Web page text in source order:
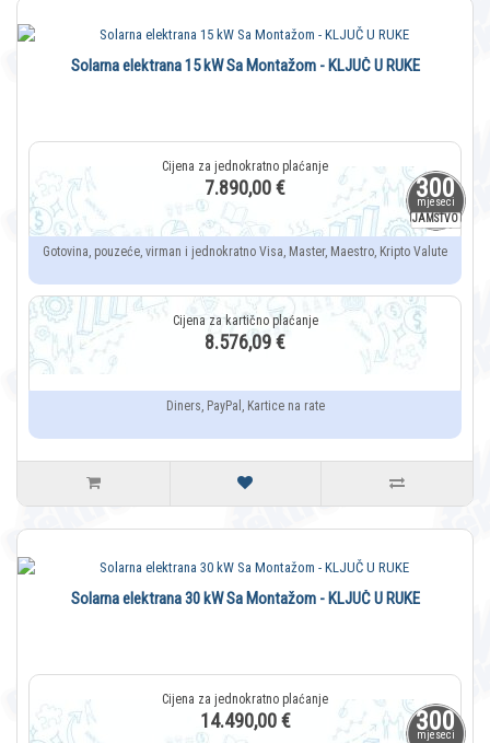
300
mjeseci
JAMSTVO
Solarna elektrana 15 kW Sa Montažom - KLJUČ U RUKE
7.890,00 €
Gotovina, pouzeće, virman i jednokratno Visa, Master, Maestro, Kripto Valute
8.576,09 €
Diners, PayPal, Kartice na rate
300
mjeseci
Solarna elektrana 30 kW Sa Montažom - KLJUČ U RUKE
14.490,00 €